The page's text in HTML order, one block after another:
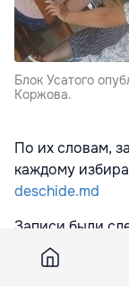
Блок Усатого
Коржова.
По их словам,
каждому
deschide.md
Записи были
Деньги
Приднестровья